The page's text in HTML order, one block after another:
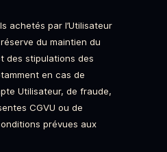
achetés par l’Utilisateur
du maintien du
des stipulations des
en cas de
Utilisateur, de fraude,
CGVU ou de
prévues aux